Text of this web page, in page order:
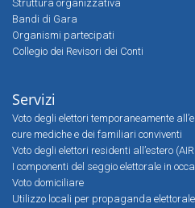
Struttura organizzativa
Bandi di Gara
Organismi partecipati
Collegio dei Revisori dei Conti
Servizi
Voto degli elettori temporaneamente
cure mediche e dei familiari conviventi
Voto degli elettori residenti all’estero
I componenti del seggio elettorale in
Voto domiciliare
Utilizzo locali per propaganda elettorale